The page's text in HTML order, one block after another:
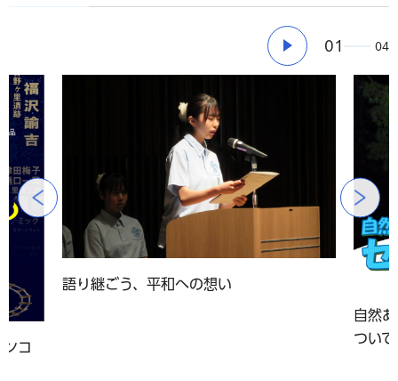
前のスライドを表示
01 04
コ
語り継ごう、平和への想い
自然
つい